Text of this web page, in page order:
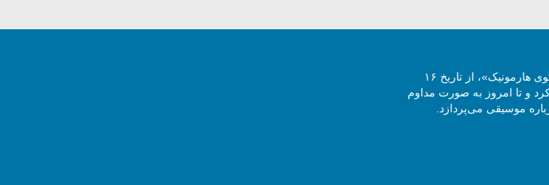
مجله آنلاین موسیقی «گفتگوی هارمونیک»، از تاریخ ۱۶
به کار کرد و تا امروز به صورت مداوم
موسیقی می‌پردازد.